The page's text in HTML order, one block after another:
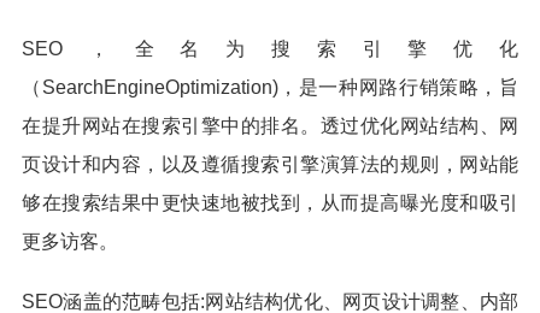
SEO，全名为搜索引擎优化
（SearchEngineOptimization)，是一种网路行销策略，旨
在提升网站在搜索引擎中的排名。透过优化网站结构、网
页设计和内容，以及遵循搜索引擎演算法的规则，网站能
够在搜索结果中更快速地被找到，从而提高曝光度和吸引
更多访客。
SEO涵盖的范畴包括:网站结构优化、网页设计调整、内部